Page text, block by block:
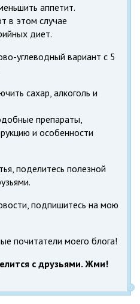
аппетит.
в этом случае
диет.
углеводный вариант с 5
сахар, алкоголь и
препараты,
и особенности
поделитесь полезной
подпишитесь на мою
почитатели моего блога!
с друзьями. Жми!